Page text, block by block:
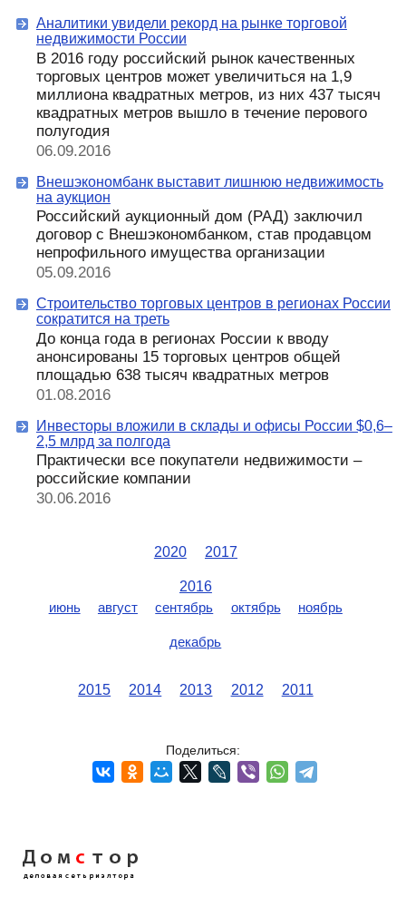
Аналитики увидели рекорд на рынке торговой
недвижимости России
В 2016 году российский рынок качественных
торговых центров может увеличиться на 1,9
миллиона квадратных метров, из них 437 тысяч
квадратных метров вышло в течение перового
полугодия
06.09.2016
Внешэкономбанк выставит лишнюю недвижимость
на аукцион
Российский аукционный дом (РАД) заключил
договор с Внешэкономбанком, став продавцом
непрофильного имущества организации
05.09.2016
Строительство торговых центров в регионах России
сократится на треть
До конца года в регионах России к вводу
анонсированы 15 торговых центров общей
площадью 638 тысяч квадратных метров
01.08.2016
Инвесторы вложили в склады и офисы России $0,6–
2,5 млрд за полгода
Практически все покупатели недвижимости –
российские компании
30.06.2016
2020 2017
2016
июнь август сентябрь октябрь ноябрь
декабрь
2015 2014 2013 2012 2011
Поделиться:
Домс тор
деловая сеть риэлтора